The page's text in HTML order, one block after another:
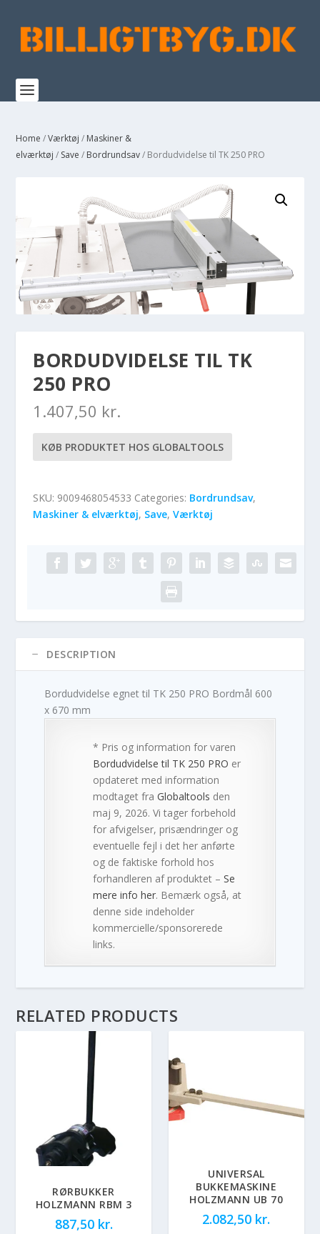
Home /Værktøj / Maskiner &
elværktøj / Save / Bordrundsav/ Bordudvidelse til TK 250 PRO
BORDUDVIDELSE TIL TK
250 PRO
1.407,50 kr.
KØB PRODUKTET HOS GLOBALTOOLS
SKU: 9009468054533 Categories: Bordrundsav,
Maskiner & elværktøj, Save,Værktøj
DESCRIPTION
Bordudvidelse egnet til TK 250 PRO Bordmål 600
x 670 mm
* Pris og information for varen
Bordudvidelse til TK 250 PRO er
opdateret med information
modtaget fraGlobaltools den
maj 9, 2026. Vi tager forbehold
for afvigelser, prisændringer og
eventuelle fejl i det her anførte
og de faktiske forhold hos
forhandleren af produktet –Se
mere info her. Bemærk også, at
denne side indeholder
kommercielle/sponsorerede
links.
RELATED PRODUCTS
RØRBUKKER
HOLZMANN RBM 3
887,50 kr.
UNIVERSAL
BUKKEMASKINE
HOLZMANN UB 70
2.082,50 kr.